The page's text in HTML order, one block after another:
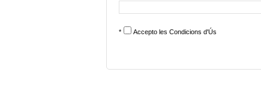
* Accepto les Condicions d'Ús